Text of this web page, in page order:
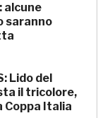
alcune
saranno
Lido del
il tricolore,
Coppa Italia